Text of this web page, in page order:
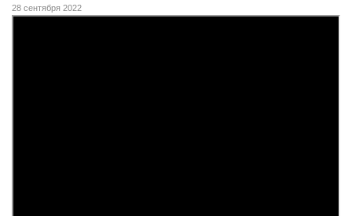
28 сентября 2022